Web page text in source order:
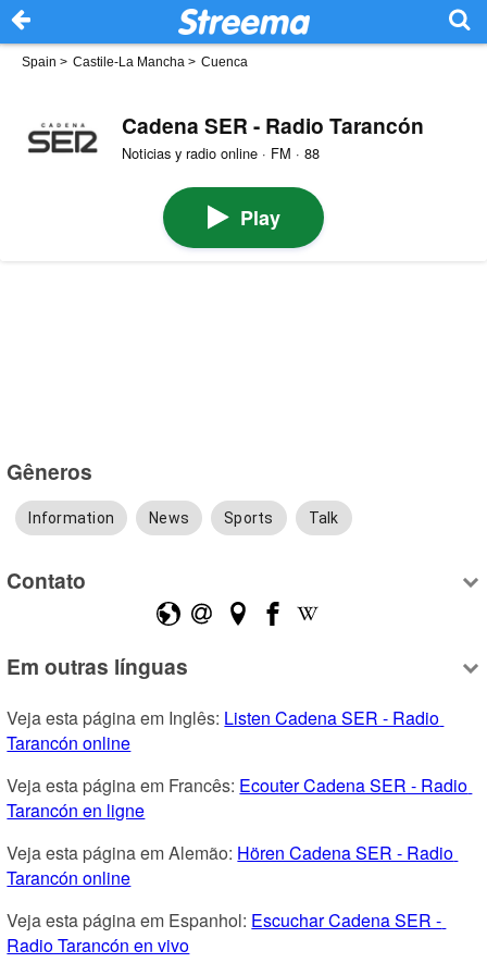
Spain > Castile-La Mancha > Cuenca
Cadena SER - Radio Tarancón
Noticias y radio online · FM · 88
Play
Gêneros
Information News Sports Talk
Contato
Em outras línguas
Veja esta página em Inglês: Listen Cadena SER - Radio
Tarancón online
Veja esta página em Francês: Ecouter Cadena SER - Radio
Tarancón en ligne
Veja esta página em Alemão: Hören Cadena SER - Radio
Tarancón online
Veja esta página em Espanhol: Escuchar Cadena SER -
Radio Tarancón en vivo